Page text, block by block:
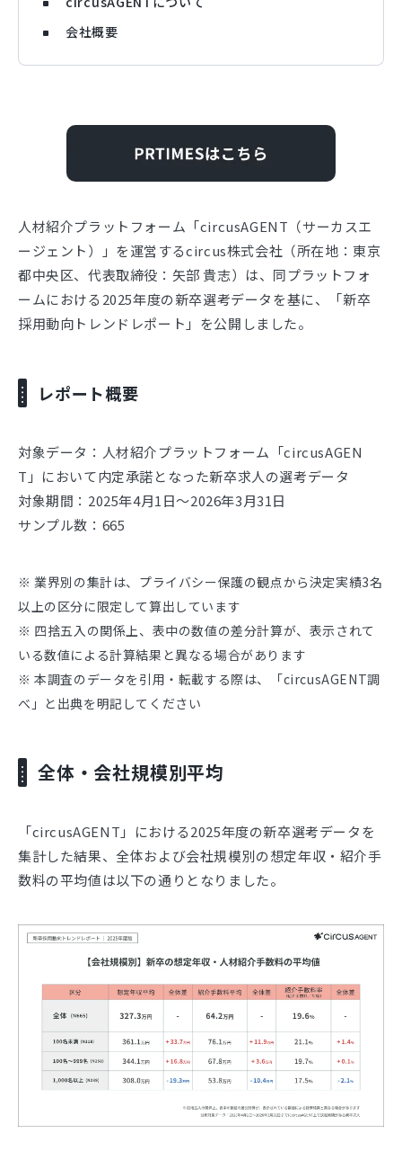
会社概要
人材紹介プラットフォーム「circusAGENT（サーカスエ
ージェント）」を運営するcircus株式会社（所在地：東京
都中央区、代表取締役：矢部 貴志）は、同プラットフォ
ームにおける2025年度の新卒選考データを基に、「新卒
採用動向トレンドレポート」を公開しました。
レポート概要
対象データ：人材紹介プラットフォーム「circusAGEN
T」において内定承諾となった新卒求人の選考データ
対象期間：2025年4月1日～2026年3月31日
サンプル数：665
※ 業界別の集計は、プライバシー保護の観点から決定実績3名
以上の区分に限定して算出しています
※ 四捨五入の関係上、表中の数値の差分計算が、表示されて
いる数値による計算結果と異なる場合があります
※ 本調査のデータを引用・転載する際は、「circusAGENT調
べ」と出典を明記してください
全体・会社規模別平均
「circusAGENT」における2025年度の新卒選考データを
集計した結果、全体および会社規模別の想定年収・紹介手
数料の平均値は以下の通りとなりました。